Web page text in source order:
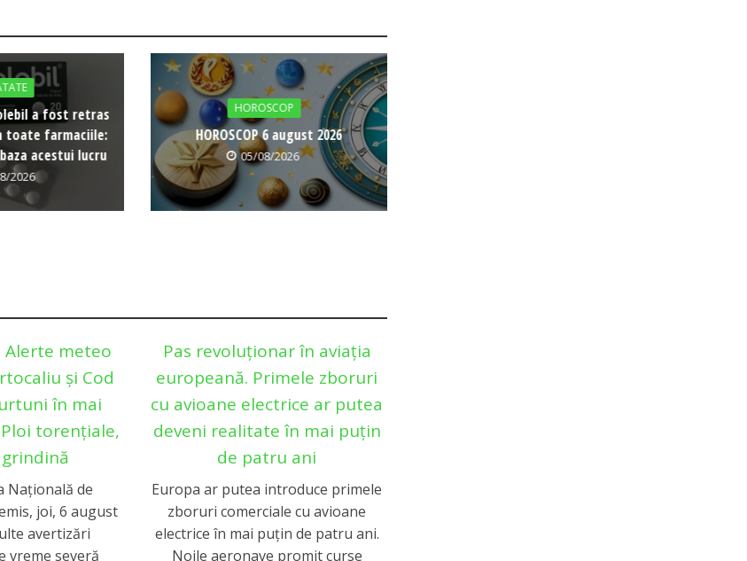
a fost retras
toate farmaciile:
acestui lucru
2026
HOROSCOP
HOROSCOP 6 august 2026
05/08/2026
Alerte meteo
și Cod
în mai
torențiale,
Națională de
joi, 6 august
avertizări
vreme severă
Pas revoluționar în aviația
europeană. Primele zboruri
cu avioane electrice ar putea
deveni realitate în mai puțin
de patru ani
Europa ar putea introduce primele
zboruri comerciale cu avioane
electrice în mai puțin de patru ani.
Noile aeronave promit curse